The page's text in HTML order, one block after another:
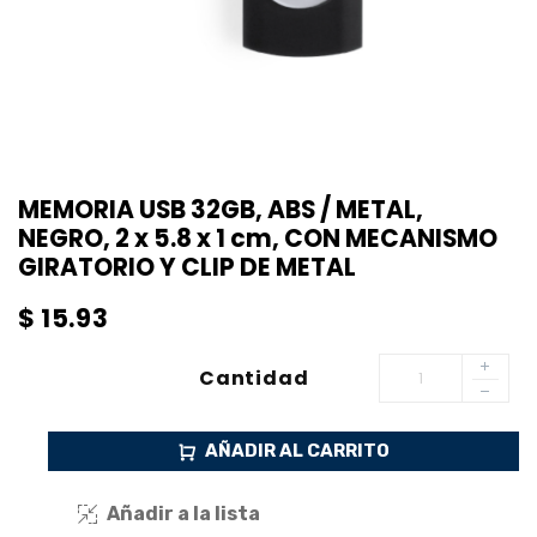
MEMORIA USB 32GB, ABS / METAL,
NEGRO, 2 x 5.8 x 1 cm, CON MECANISMO
GIRATORIO Y CLIP DE METAL
$ 15.93
Cantidad
AÑADIR AL CARRITO
Añadir a la lista